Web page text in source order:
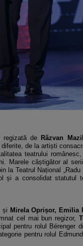
de Răzvan
de la artiști
teatrului
Marele câștigător al
la Teatrul Național
și a consolidat statutul
și Mirela Oprișor, Emilia
cel mai bun regizor,
pentru rolul Bérenger
pentru rolul